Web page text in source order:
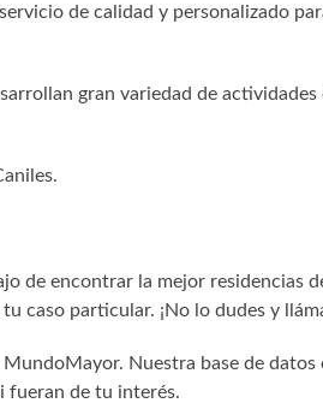
de calidad y personalizado
gran variedad de actividades
de encontrar la mejor residencias
caso particular. ¡No lo dudes y
Nuestra base de
fueran de tu interés.